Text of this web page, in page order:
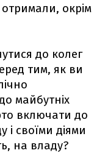
отримали, окрім
до колег
тим, як ви
майбутніх
включати до
і своїми діями
на владу?